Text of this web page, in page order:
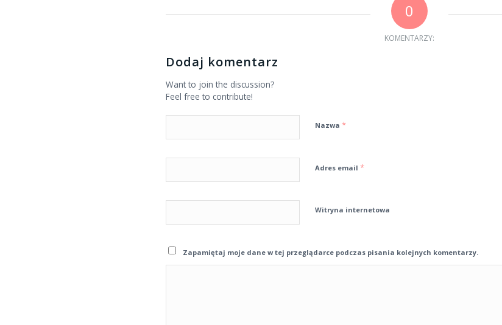
0
KOMENTARZY:
Dodaj komentarz
Want to join the discussion?
Feel free to contribute!
Nazwa *
Adres email *
Witryna internetowa
Zapamiętaj moje dane w tej przeglądarce podczas pisania kolejnych komentarzy.